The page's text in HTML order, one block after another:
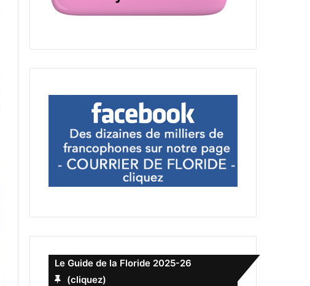
Le Guide de la Floride 2025-26
(cliquez)